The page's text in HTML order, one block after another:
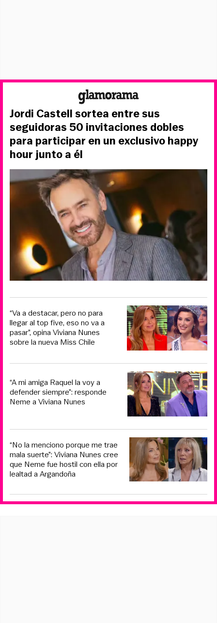
Jordi Castell sortea entre sus
seguidoras 50 invitaciones dobles
para participar en un exclusivo happy
hour junto a él
“Va a destacar, pero no para
llegar al top five, eso no va a
pasar”, opina Viviana Nunes
sobre la nueva Miss Chile
“A mi amiga Raquel la voy a
defender siempre”: responde
Neme a Viviana Nunes
“No la menciono porque me trae
mala suerte”: Viviana Nunes cree
que Neme fue hostil con ella por
lealtad a Argandoña